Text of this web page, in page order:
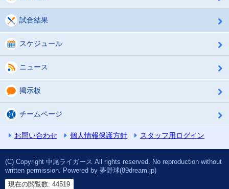
試合結果
スケジュール
ニュース
掲示板
チームページ
お問い合わせ 個人情報保護方針 スタッフ用ログイン
(C) Copyright 中尾ライガース All rights reserved. No reproduction without
written permission. Powered by 夢野球(89dream.jp)
現在の閲覧数: 44519